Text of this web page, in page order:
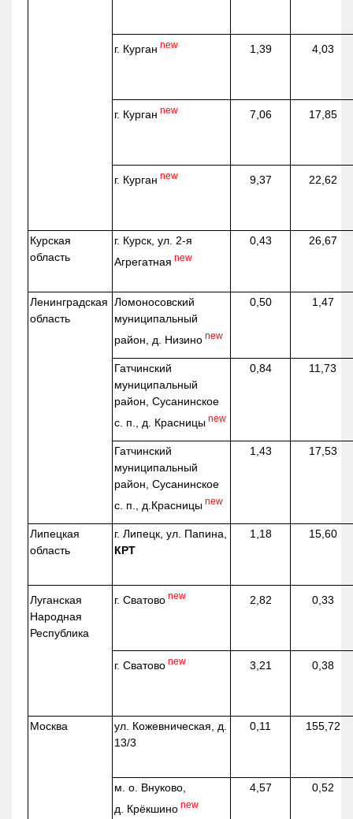
г. Курган new 1,39 4,03
г. Курган new 7,06 17,85
г. Курган new 9,37 22,62
Курская
область
г. Курск, ул. 2-я
Агрегатная new
0,43 26,67
Ленинградская
область
Ломоносовский
муниципальный
район, д. Низино new
0,50 1,47
Гатчинский
муниципальный
район, Сусанинское
с. п., д. Красницы new
0,84 11,73
Гатчинский
муниципальный
район, Сусанинское
с. п., д.Красницы new
1,43 17,53
Липецкая
область
г. Липецк, ул. Папина,
КРТ
1,18 15,60
Луганская
Народная
Республика
г. Сватово new 2,82 0,33
г. Сватово new 3,21 0,38
Москва ул. Кожевническая, д.
13/3
0,11 155,72
м. о. Внуково,
д. Крёкшино new
4,57 0,52